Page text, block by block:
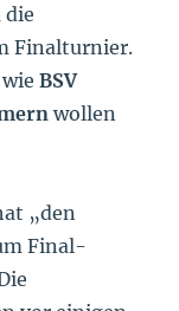
die
Finalturnier.
wieBSV
wollen
„den
Final-